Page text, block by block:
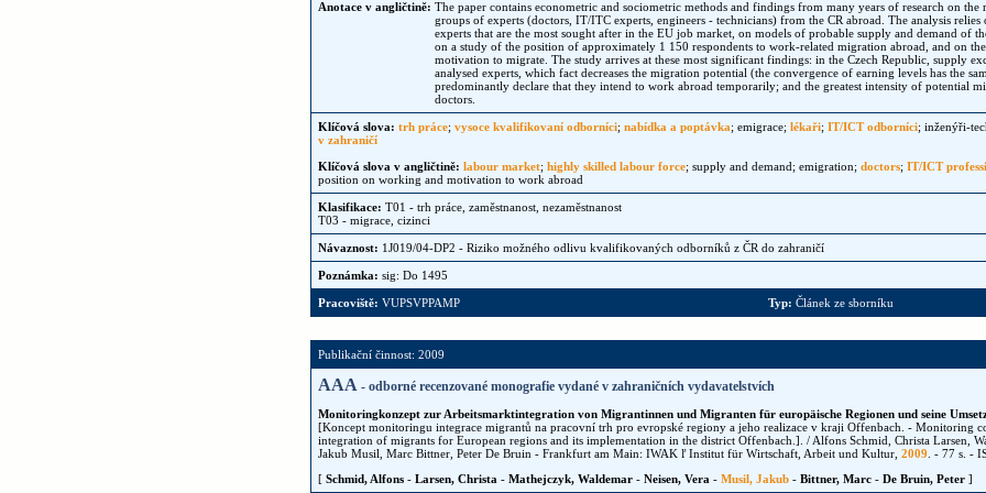
Anotace v angličtině: The paper contains econometric and sociometric methods and findings from many years of research on
groups of experts (doctors, IT/ITC experts, engineers - technicians) from the CR abroad. The analysis
experts that are the most sought after in the EU job market, on models of probable supply and demand of
on a study of the position of approximately 1 150 respondents to work-related migration abroad, and on
motivation to migrate. The study arrives at these most significant findings: in the Czech Republic, supply
analysed experts, which fact decreases the migration potential (the convergence of earning levels has the
predominantly declare that they intend to work abroad temporarily; and the greatest intensity of potential
doctors.
Klíčová slova: trh práce; vysoce kvalifikovaní odborníci; nabídka a poptávka; emigrace; lékaři; IT/ICT odborníci; inženýři-
v zahraničí
Klíčová slova v angličtině: labour market; highly skilled labour force; supply and demand; emigration; doctors; IT/ICT
position on working and motivation to work abroad
Klasifikace: T01 - trh práce, zaměstnanost, nezaměstnanost
T03 - migrace, cizinci
Návaznost: 1J019/04-DP2 - Riziko možného odlivu kvalifikovaných odborníků z ČR do zahraničí
Poznámka: sig: Do 1495
Pracoviště: VUPSVPPAMP Typ: Článek ze sborníku
Publikační činnost: 2009
AAA - odborné recenzované monografie vydané v zahraničních vydavatelstvích
Monitoringkonzept zur Arbeitsmarktintegration von Migrantinnen und Migranten für europäische Regionen und seine
[Koncept monitoringu integrace migrantů na pracovní trh pro evropské regiony a jeho realizace v kraji Offenbach. - Monitoring
integration of migrants for European regions and its implementation in the district Offenbach.]. / Alfons Schmid, Christa Larsen,
Jakub Musil, Marc Bittner, Peter De Bruin - Frankfurt am Main: IWAK ľ Institut für Wirtschaft, Arbeit und Kultur, 2009 . - 77 s. -
[ Schmid, Alfons - Larsen, Christa - Mathejczyk, Waldemar - Neisen, Vera - Musil, Jakub - Bittner, Marc - De Bruin, Peter ]